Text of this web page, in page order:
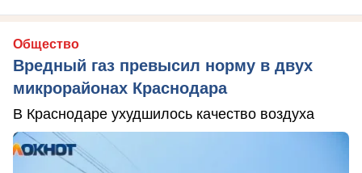
Общество
Вредный газ превысил норму в двух
микрорайонах Краснодара
В Краснодаре ухудшилось качество воздуха